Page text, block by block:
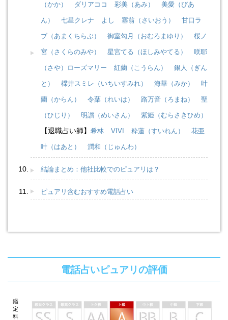
（かか） ダリアココ 彩美（あみ） 美愛（びあ
ん） 七星クレナ よし 塞翁（さいおう） 甘口ラ
ブ（あまくちらぶ） 御室勾月（おむろまゆり） 桜ノ
宮（さくらのみや） 星宮てる（ほしみやてる） 咲耶
（さや）ローズマリー 紅蘭（こうらん） 銀人（ぎん
と） 櫟井スミレ（いちいすみれ） 海華（みか） 叶
蘭（からん） 令葉（れいは） 路万音（ろまね） 聖
（ひじり） 明讃（めいさん） 紫姫（むらさきひめ）
【退職占い師】 希林 VIVI 粋蓮（すいれん） 花亜
叶（はあと） 潤和（じゅんわ）
結論まとめ：他社比較でのピュアリは？
ピュアリ含むおすすめ電話占い
電話占いピュアリの評価
鑑
定
料